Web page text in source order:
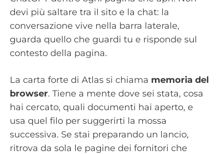
devi più saltare tra il sito e la chat: la
conversazione vive nella barra laterale,
guarda quello che guardi tu e risponde sul
contesto della pagina.
La carta forte di Atlas si chiama memoria del
browser. Tiene a mente dove sei stata, cosa
hai cercato, quali documenti hai aperto, e
usa quel filo per suggerirti la mossa
successiva. Se stai preparando un lancio,
ritrova da sola le pagine dei fornitori che